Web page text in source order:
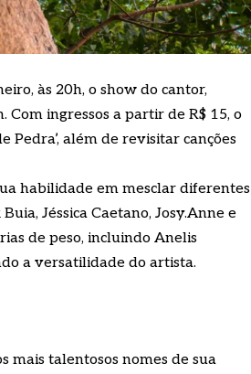
às 20h, o show do cantor,
ingressos a partir de R$ 15, o
Pedra’, além de revisitar canções
habilidade em mesclar diferentes
Jéssica Caetano, Josy.Anne e
de peso, incluindo Anelis
a versatilidade do artista.
mais talentosos nomes de sua